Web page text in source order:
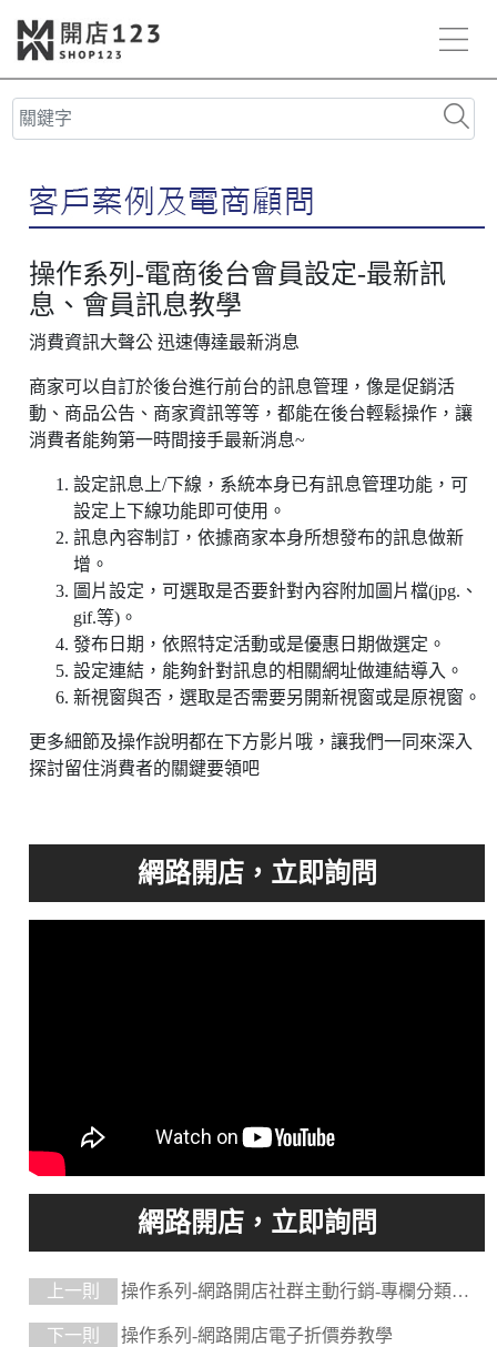
操作系列-電商後台會員設定-最新訊
息、會員訊息教學
消費資訊大聲公 迅速傳達最新消息
商家可以自訂於後台進行前台的訊息管理，像是促銷活
動、商品公告、商家資訊等等，都能在後台輕鬆操作，讓
消費者能夠第一時間接手最新消息~
設定訊息上/下線，系統本身已有訊息管理功能，可
設定上下線功能即可使用。
訊息內容制訂，依據商家本身所想發布的訊息做新
增。
圖片設定，可選取是否要針對內容附加圖片檔(jpg.、
gif.等)。
發布日期，依照特定活動或是優惠日期做選定。
設定連結，能夠針對訊息的相關網址做連結導入。
新視窗與否，選取是否需要另開新視窗或是原視窗。
更多細節及操作說明都在下方影片哦，讓我們一同來深入
探討留住消費者的關鍵要領吧
上一則
操作系列-網路開店社群主動行銷-專欄分類、
專欄文章教學
下一則
操作系列-網路開店電子折價券教學